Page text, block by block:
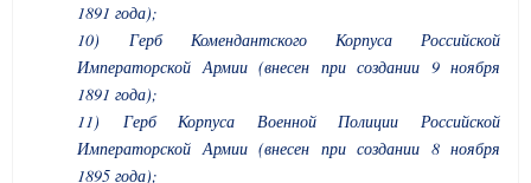
1891 года);
10) Герб Комендантского Корпуса Российской
Императорской Армии (внесен при создании 9 ноября
1891 года);
11) Герб Корпуса Военной Полиции Российской
Императорской Армии (внесен при создании 8 ноября
1895 года);